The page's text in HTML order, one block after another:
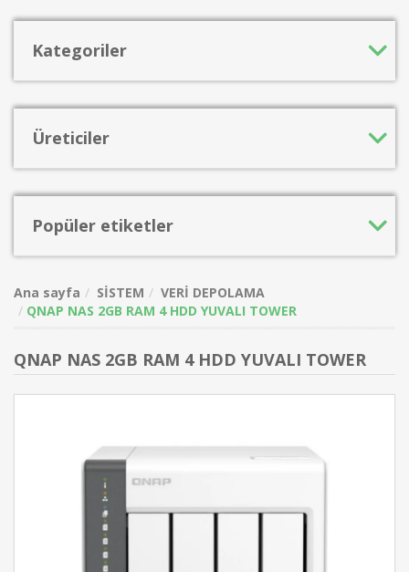
Kategoriler
Üreticiler
Popüler etiketler
Ana sayfa SİSTEM
VERİ DEPOLAMA
QNAP NAS 2GB RAM 4 HDD YUVALI TOWER
QNAP NAS 2GB RAM 4 HDD YUVALI TOWER